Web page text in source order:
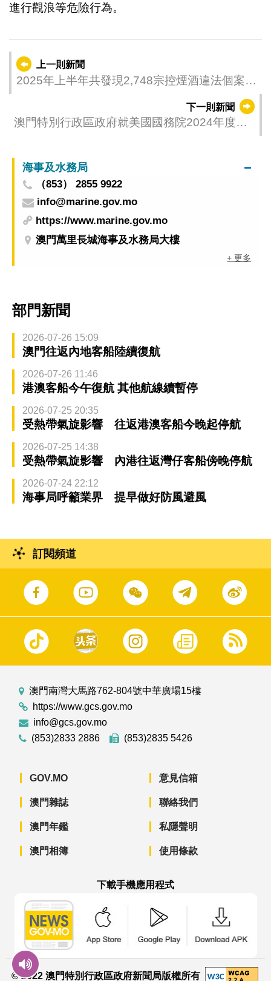
進行觀浪等危險行為。
上一則新聞
2025年上半年共發現2,748宗控煙酒違法個案
下一則新聞
澳門特別行政區政府就美國國務院2024年度國
海事及水務局
（853） 2855 9922
info@marine.gov.mo
https://www.marine.gov.mo
澳門萬里長城海事及水務局大樓
+ 更多
部門新聞
2026-07-26 15:09
澳門往返內地客船陸續復航
2026-07-26 11:46
港澳客船今午復航 其他航線續暫停
2026-07-25 20:35
受熱帶氣旋影響 往返港澳客船今晚起停航
2026-07-25 14:38
受熱帶氣旋影響 內港往返灣仔客船傍晚停航
2026-07-24 22:12
海事局呼籲業界 提早做好防風避風
訂閱頻道
澳門南灣大馬路762-804號中華廣場15樓
https://www.gcs.gov.mo
info@gcs.gov.mo
(853)2833 2886
(853)2835 5426
GOV.MO
澳門雜誌
澳門年鑑
澳門相簿
意見信箱
聯絡我們
私隱聲明
使用條款
下載手機應用程式
© 2022 澳門特別行政區政府新聞局版權所有